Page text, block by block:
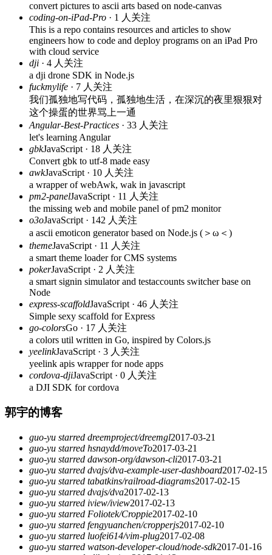
convert pictures to ascii arts based on node-canvas
coding-on-iPad-Pro · 1 人关注
This is a repo contains resources and articles to show
engineers how to code and deploy programs on an iPad Pro
with cloud service
dji · 4 人关注
a dji drone SDK in Node.js
fuckmylife · 7 人关注
我们孤独地写代码，孤独地生活，在深沉的夜里狠狠对
这个操蛋的世界骂上一通
Angular-Best-Practices · 33 人关注
let's learning Angular
gbkJavaScript · 18 人关注
Convert gbk to utf-8 made easy
awkJavaScript · 10 人关注
a wrapper of webAwk, wak in javascript
pm2-panelJavaScript · 11 人关注
the missing web and mobile panel of pm2 monitor
o3oJavaScript · 142 人关注
a ascii emoticon generator based on Node.js (＞ω＜)
themeJavaScript · 11 人关注
a smart theme loader for CMS systems
pokerJavaScript · 2 人关注
a smart signin simulator and testaccounts switcher base on
Node
express-scaffoldJavaScript · 46 人关注
Simple sexy scaffold for Express
go-colorsGo · 17 人关注
a colors util written in Go, inspired by Colors.js
yeelinkJavaScript · 3 人关注
yeelink apis wrapper for node apps
cordova-djiJavaScript · 0 人关注
a DJI SDK for cordova
郭宇的博客
guo-yu starred dreemproject/dreemgl2017-03-21
guo-yu starred hsnaydd/moveTo2017-03-21
guo-yu starred dawson-org/dawson-cli2017-03-21
guo-yu starred dvajs/dva-example-user-dashboard2017-02-15
guo-yu starred tabatkins/railroad-diagrams2017-02-15
guo-yu starred dvajs/dva2017-02-13
guo-yu starred iview/iview2017-02-13
guo-yu starred Foliotek/Croppie2017-02-10
guo-yu starred fengyuanchen/cropperjs2017-02-10
guo-yu starred luofei614/vim-plug2017-02-08
guo-yu starred watson-developer-cloud/node-sdk2017-01-16